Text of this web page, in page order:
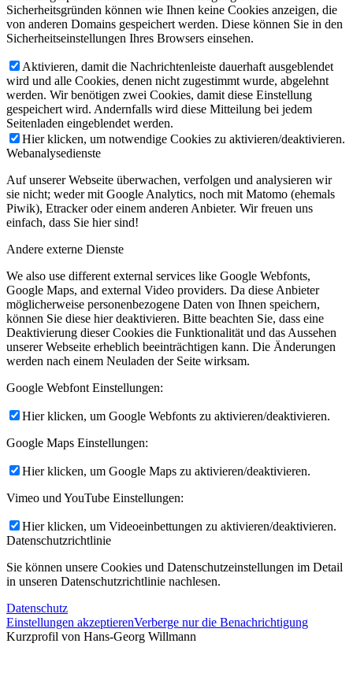
Sicherheitsgründen können wie Ihnen keine Cookies anzeigen, die
von anderen Domains gespeichert werden. Diese können Sie in den
Sicherheitseinstellungen Ihres Browsers einsehen.
Aktivieren, damit die Nachrichtenleiste dauerhaft ausgeblendet
wird und alle Cookies, denen nicht zugestimmt wurde, abgelehnt
werden. Wir benötigen zwei Cookies, damit diese Einstellung
gespeichert wird. Andernfalls wird diese Mitteilung bei jedem
Seitenladen eingeblendet werden.
Hier klicken, um notwendige Cookies zu aktivieren/deaktivieren.
Webanalysedienste
Auf unserer Webseite überwachen, verfolgen und analysieren wir
sie nicht; weder mit Google Analytics, noch mit Matomo (ehemals
Piwik), Etracker oder einem anderen Anbieter. Wir freuen uns
einfach, dass Sie hier sind!
Andere externe Dienste
We also use different external services like Google Webfonts,
Google Maps, and external Video providers. Da diese Anbieter
möglicherweise personenbezogene Daten von Ihnen speichern,
können Sie diese hier deaktivieren. Bitte beachten Sie, dass eine
Deaktivierung dieser Cookies die Funktionalität und das Aussehen
unserer Webseite erheblich beeinträchtigen kann. Die Änderungen
werden nach einem Neuladen der Seite wirksam.
Google Webfont Einstellungen:
Hier klicken, um Google Webfonts zu aktivieren/deaktivieren.
Google Maps Einstellungen:
Hier klicken, um Google Maps zu aktivieren/deaktivieren.
Vimeo und YouTube Einstellungen:
Hier klicken, um Videoeinbettungen zu aktivieren/deaktivieren.
Datenschutzrichtlinie
Sie können unsere Cookies und Datenschutzeinstellungen im Detail
in unseren Datenschutzrichtlinie nachlesen.
Datenschutz
Einstellungen akzeptierenVerberge nur die Benachrichtigung
Kurzprofil von Hans-Georg Willmann